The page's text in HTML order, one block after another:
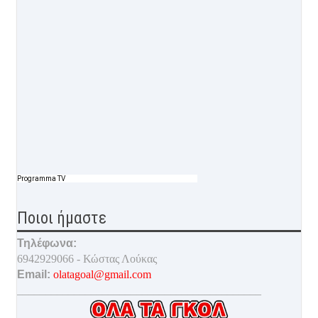
Programma TV
Ποιοι ήμαστε
Τηλέφωνα:
6942929066 - Κώστας Λούκας
Email: olatagoal@gmail.com